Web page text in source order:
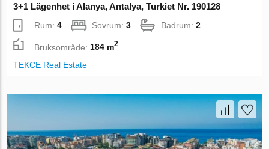
3+1 Lägenhet i Alanya, Antalya, Turkiet Nr. 190128
Rum:4 Sovrum:3 Badrum:2
Bruksområde:184 m2
TEKCE Real Estate